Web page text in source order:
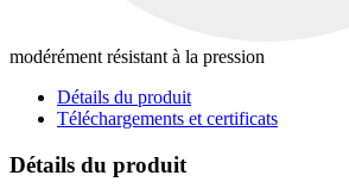
modérément résistant à la pression
Détails du produit
Téléchargements et certificats
Détails du produit